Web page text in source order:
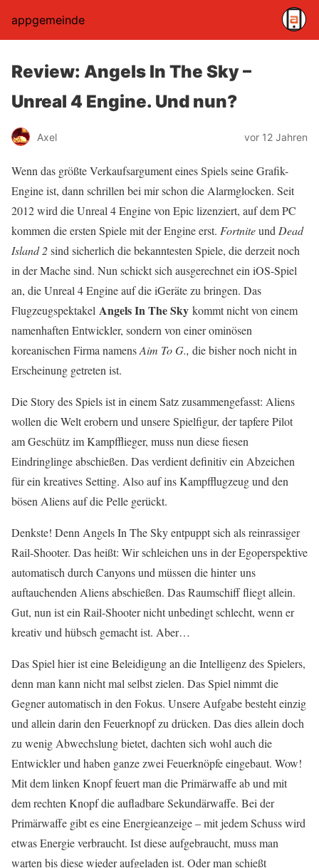
appgemeinde
Review: Angels In The Sky –
Unreal 4 Engine. Und nun?
Axel vor 12 Jahren
Wenn das größte Verkaufsargument eines Spiels seine Grafik-
Engine ist, dann schrillen bei mir schon die Alarmglocken. Seit
2012 wird die Unreal 4 Engine von Epic lizenziert, auf dem PC
kommen die ersten Spiele mit der Engine erst. Fortniteund Dead
Island 2sind sicherlich die bekanntesten Spiele, die derzeit noch
in der Mache sind. Nun schickt sich ausgerechnet ein iOS-Spiel
an, die Unreal 4 Engine auf die iGeräte zu bringen. Das
Flugzeugspektakel Angels In The Sky kommt nicht von einem
namenhaften Entwickler, sondern von einer ominösen
koreanischen Firma namensAim To G., die bisher noch nicht in
Erscheinung getreten ist.
Die Story des Spiels ist in einem Satz zusammengefasst: Aliens
wollen die Welt erobern und unsere Spielfigur, der tapfere Pilot
am Geschütz im Kampfflieger, muss nun diese fiesen
Eindringlinge abschießen. Das verdient definitiv ein Abzeichen
für ein kreatives Setting. Also auf ins Kampfflugzeug und den
bösen Aliens auf die Pelle gerückt.
Denkste! Denn Angels In The Sky entpuppt sich als reinrassiger
Rail-Shooter. Das heißt: Wir schleichen uns in der Egoperspektive
automatisch durch Canyons und müssen die hinter uns
auftauchenden Aliens abschießen. Das Raumschiff fliegt allein.
Gut, nun ist ein Rail-Shooter nicht unbedingt schlecht, wenn er
kreativ und hübsch gemacht ist. Aber…
Das Spiel hier ist eine Beleidigung an die Intelligenz des Spielers,
denn man kann nicht mal selbst zielen. Das Spiel nimmt die
Gegner automatisch in den Fokus. Unsere Aufgabe besteht einzig
und allein darin den Feuerknopf zu drücken. Das dies allein doch
zu wenig Abwechslung bietet, dachten sich wohl auch die
Entwickler und haben ganze zwei Feuerknöpfe eingebaut. Wow!
Mit dem linken Knopf feuert man die Primärwaffe ab und mit
dem rechten Knopf die aufladbare Sekundärwaffe. Bei der
Primärwaffe gibt es eine Energieanzeige – mit jedem Schuss wird
etwas Energie verbraucht. Ist diese aufgebraucht, muss man
warten bis diese wieder aufgeladen ist. Oder man schießt